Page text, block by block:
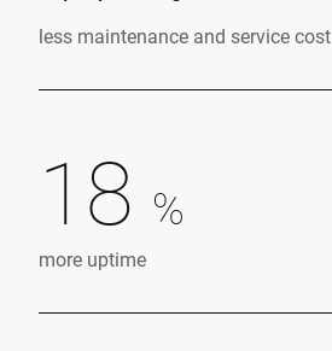
less maintenance and service cost
18 %
more uptime